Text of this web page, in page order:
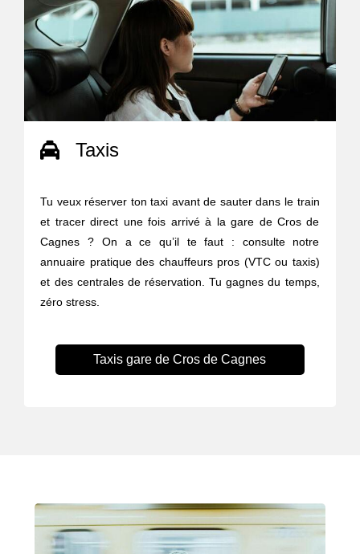
Taxis
Tu veux réserver ton taxi avant de sauter dans le train
et tracer direct une fois arrivé à la gare de Cros de
Cagnes ? On a ce qu’il te faut : consulte notre
annuaire pratique des chauffeurs pros (VTC ou taxis)
et des centrales de réservation. Tu gagnes du temps,
zéro stress.
Taxis gare de Cros de Cagnes